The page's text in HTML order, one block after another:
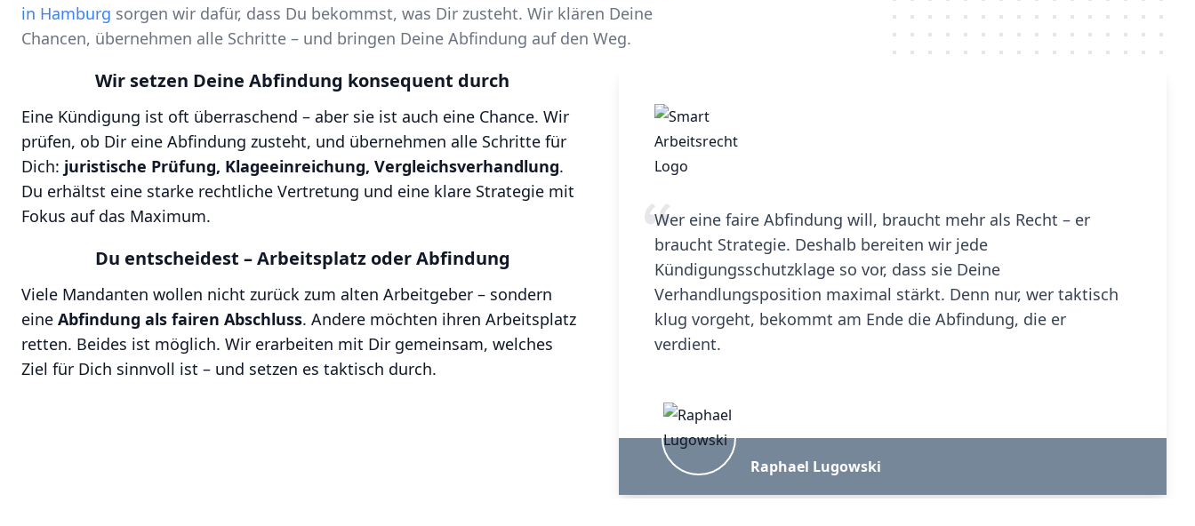
in Hamburg sorgen wir dafür, dass Du bekommst, was Dir zusteht. Wir klären Deine
Chancen, übernehmen alle Schritte – und bringen Deine Abfindung auf den Weg.
Wir setzen Deine Abfindung konsequent durch
Eine Kündigung ist oft überraschend – aber sie ist auch eine Chance. Wir
prüfen, ob Dir eine Abfindung zusteht, und übernehmen alle Schritte für
Dich: juristische Prüfung, Klageeinreichung, Vergleichsverhandlung.
Du erhältst eine starke rechtliche Vertretung und eine klare Strategie mit
Fokus auf das Maximum.
Du entscheidest – Arbeitsplatz oder Abfindung
Viele Mandanten wollen nicht zurück zum alten Arbeitgeber – sondern
eine Abfindung als fairen Abschluss. Andere möchten ihren Arbeitsplatz
retten. Beides ist möglich. Wir erarbeiten mit Dir gemeinsam, welches
Ziel für Dich sinnvoll ist – und setzen es taktisch durch.
Wer eine faire Abfindung will, braucht mehr als Recht – er
braucht Strategie. Deshalb bereiten wir jede
Kündigungsschutzklage so vor, dass sie Deine
Verhandlungsposition maximal stärkt. Denn nur, wer taktisch
klug vorgeht, bekommt am Ende die Abfindung, die er
verdient.
Raphael Lugowski